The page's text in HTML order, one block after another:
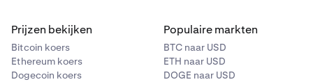
Prijzen bekijken
Bitcoin koers
Ethereum koers
Dogecoin koers
Populaire markten
BTC naar USD
ETH naar USD
DOGE naar USD